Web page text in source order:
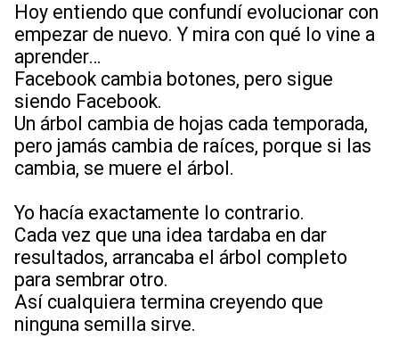
Hoy entiendo que confundí evolucionar con
empezar de nuevo. Y mira con qué lo vine a
aprender…
Facebook cambia botones, pero sigue
siendo Facebook.
Un árbol cambia de hojas cada temporada,
pero jamás cambia de raíces, porque si las
cambia, se muere el árbol.
Yo hacía exactamente lo contrario.
Cada vez que una idea tardaba en dar
resultados, arrancaba el árbol completo
para sembrar otro.
Así cualquiera termina creyendo que
ninguna semilla sirve.